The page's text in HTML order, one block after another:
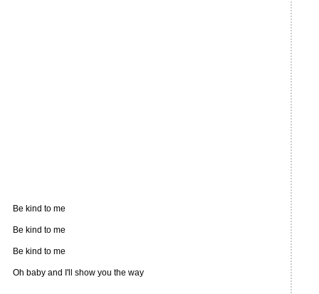
Be kind to me
Be kind to me
Be kind to me
Oh baby and I'll show you the way